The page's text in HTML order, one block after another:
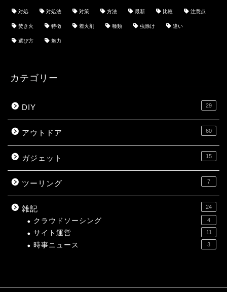
対処 対処法 対策 方法 最新 比較 注意点
焚き火 特徴 着火剤 種類 虫除け 違い
選び方 魅力
カテゴリー
DIY 29
アウトドア 60
ガジェット 15
ツーリング 7
雑記 24
クラウドソーシング 4
サイト運営 11
時事ニュース 3